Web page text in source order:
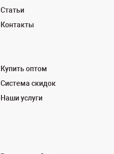
Статьи
Контакты
Купить оптом
Система скидок
Наши услуги